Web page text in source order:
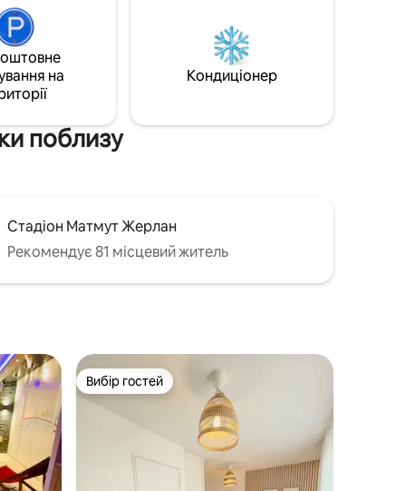
біля
залізничним вокзалом Перраче в 7
хвилинах ходьби. Залізнична станція
Perrache - це станція SNCF, автовокзал,
ви знайдете лінію метро A та кілька
на
Кондиціонер
поблизу
Стадіон Матмут Жерлан
Рекомендує 81 місцевий житель
Вибір гостей
Вибір гостей